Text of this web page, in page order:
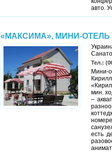
авто.
«МАКСИМА», МИНИ-ОТЕЛЬ
Тел.:
Мини-
мин.
–
есть